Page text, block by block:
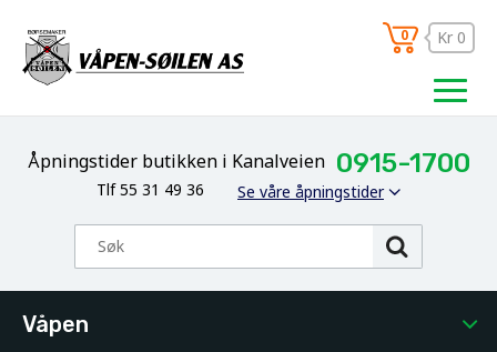
Åpningstider butikken i Kanalveien 0915-1700
Tlf 55 31 49 36 Se våre åpningstider
0 Kr 0
Våpen